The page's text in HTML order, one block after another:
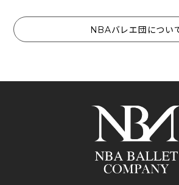
NBAバレエ団につい